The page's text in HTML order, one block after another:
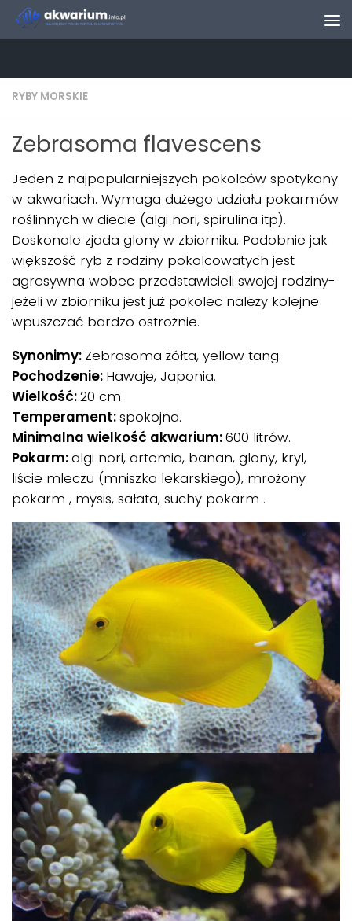
Skip to content
RYBY MORSKIE
Zebrasoma flavescens
Jeden z najpopularniejszych pokolców spotykany
w akwariach. Wymaga dużego udziału pokarmów
roślinnych w diecie (algi nori, spirulina itp).
Doskonale zjada glony w zbiorniku. Podobnie jak
większość ryb z rodziny pokolcowatych jest
agresywna wobec przedstawicieli swojej rodziny-
jeżeli w zbiorniku jest już pokolec należy kolejne
wpuszczać bardzo ostrożnie.
Synonimy: Zebrasoma żółta, yellow tang.
Pochodzenie: Hawaje, Japonia.
Wielkość:20 cm
Temperament:spokojna.
Minimalna wielkość akwarium:600 litrów.
Pokarm:algi nori, artemia, banan, glony, kryl,
liście mleczu (mniszka lekarskiego), mrożony
pokarm , mysis, sałata, suchy pokarm .